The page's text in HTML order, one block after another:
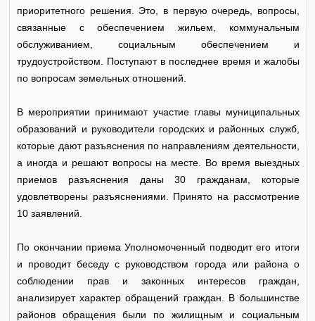
приоритетного решения. Это, в первую очередь, вопросы,
связанные с обеспечением жильем, коммунальным
обслуживанием, социальным обеспечением и
трудоустройством. Поступают в последнее время и жалобы
по вопросам земельных отношений.
В мероприятии принимают участие главы муниципальных
образований и руководители городских и районных служб,
которые дают разъяснения по направлениям деятельности,
а иногда и решают вопросы на месте. Во время выездных
приемов разъяснения даны 30 гражданам, которые
удовлетворены разъяснениями. Принято на рассмотрение
10 заявлений.
По окончании приема Уполномоченный подводит его итоги
и проводит беседу с руководством города или района о
соблюдении прав и законных интересов граждан,
анализирует характер обращений граждан. В большинстве
районов обращения были по жилищным и социальным